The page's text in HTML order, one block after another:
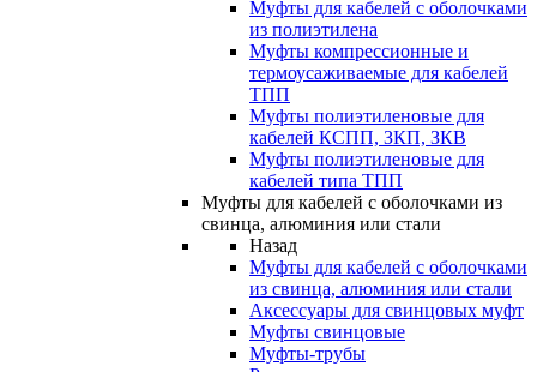
Муфты для кабелей с оболочками
из полиэтилена
Муфты компрессионные и
термоусаживаемые для кабелей
ТПП
Муфты полиэтиленовые для
кабелей КСПП, ЗКП, ЗКВ
Муфты полиэтиленовые для
кабелей типа ТПП
Муфты для кабелей с оболочками из
свинца, алюминия или стали
Назад
Муфты для кабелей с оболочками
из свинца, алюминия или стали
Аксессуары для свинцовых муфт
Муфты свинцовые
Муфты-трубы